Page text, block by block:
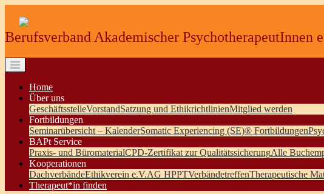
Berufsverband Akademischer PsychotherapeutInnen
Home
Über uns
GeschäftsstelleVorstandSatzung und EthikrichtlinienMitglied werden
Fortbildungen
Seminarübersicht – KalenderSomatic Experiencing (SE)® Fortbildungen
BAPt Service
Praxis- und BüromaterialCPD-Zertifikat zur QualitätssicherungAlle
Kooperationen
DachverbändeEthikverein e.V.AG HPPTVerbändetreffenTherapeutische
Therapeut*in finden